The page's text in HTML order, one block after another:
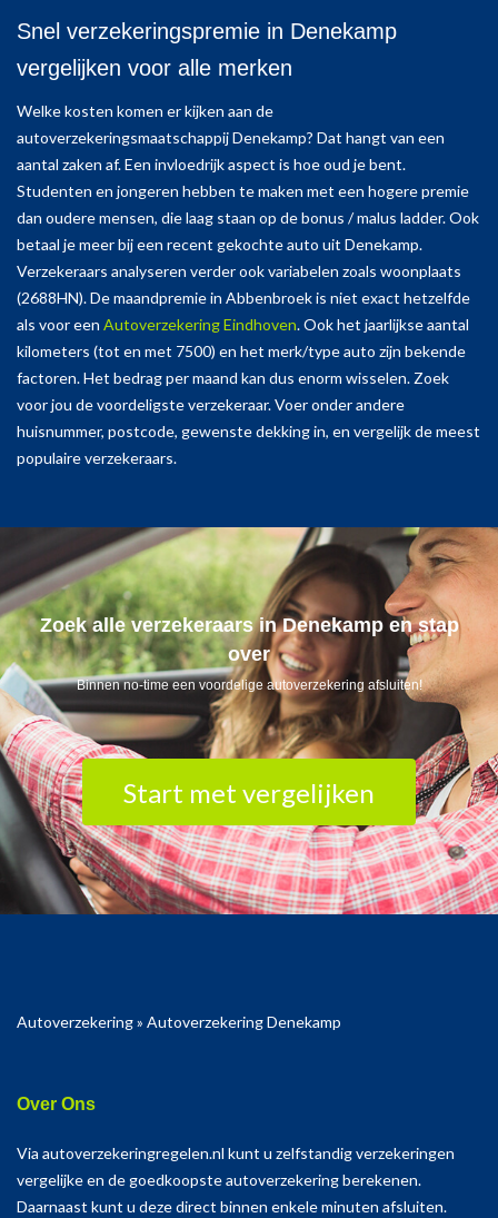
Snel verzekeringspremie in Denekamp
vergelijken voor alle merken
Welke kosten komen er kijken aan de
autoverzekeringsmaatschappij Denekamp? Dat hangt van een
aantal zaken af. Een invloedrijk aspect is hoe oud je bent.
Studenten en jongeren hebben te maken met een hogere premie
dan oudere mensen, die laag staan op de bonus / malus ladder. Ook
betaal je meer bij een recent gekochte auto uit Denekamp.
Verzekeraars analyseren verder ook variabelen zoals woonplaats
(2688HN). De maandpremie in Abbenbroek is niet exact hetzelfde
als voor een Autoverzekering Eindhoven. Ook het jaarlijkse aantal
kilometers (tot en met 7500) en het merk/type auto zijn bekende
factoren. Het bedrag per maand kan dus enorm wisselen. Zoek
voor jou de voordeligste verzekeraar. Voer onder andere
huisnummer, postcode, gewenste dekking in, en vergelijk de meest
populaire verzekeraars.
Zoek alle verzekeraars in Denekamp en stap
over
Binnen no-time een voordelige autoverzekering afsluiten!
Start met vergelijken
Autoverzekering» Autoverzekering Denekamp
Over Ons
Via autoverzekeringregelen.nl kunt u zelfstandig verzekeringen
vergelijke en de goedkoopste autoverzekering berekenen.
Daarnaast kunt u deze direct binnen enkele minuten afsluiten.